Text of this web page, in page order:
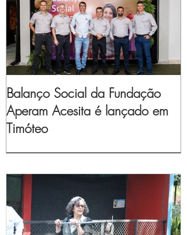
Balanço Social da Fundação
Aperam Acesita é lançado em
Timóteo